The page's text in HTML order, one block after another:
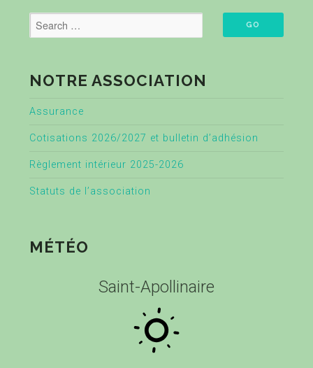
NOTRE ASSOCIATION
Assurance
Cotisations 2026/2027 et bulletin d’adhésion
Règlement intérieur 2025-2026
Statuts de l’association
MÉTÉO
Saint-Apollinaire